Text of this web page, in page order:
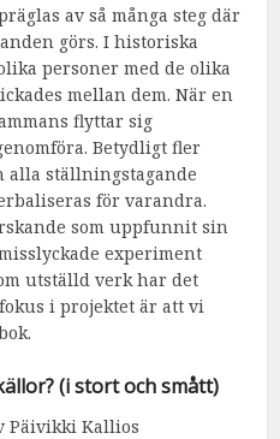
av så många steg där
görs. I historiska
personer med de olika
mellan dem. När en
flyttar sig
Betydligt fler
alla ställningstagande
för varandra.
som uppfunnit sin
experiment
utställd verk har det
i projektet är att vi
(i stort och smått)
Päivikki Kallios